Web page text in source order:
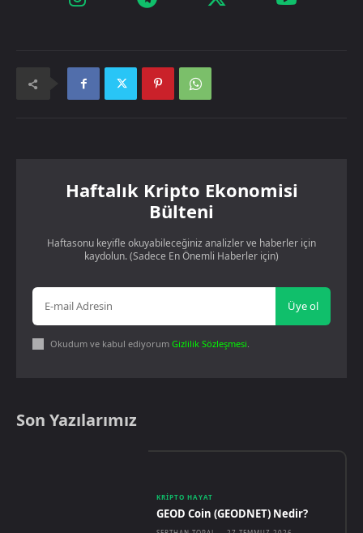
Haftalık Kripto Ekonomisi
Bülteni
Haftasonu keyifle okuyabileceğiniz analizler ve haberler için
kaydolun. (Sadece En Önemli Haberler için)
Üye ol
Okudum ve kabul ediyorum Gizlilik Sözleşmesi.
Son Yazılarımız
KRIPTO HAYAT
GEOD Coin (GEODNET) Nedir?